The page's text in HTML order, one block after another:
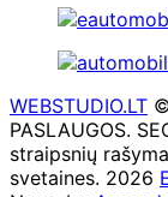
WEBSTUDIO.LT
PASLAUGOS.
straipsnių
svetaines. 2026